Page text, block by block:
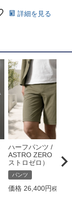
詳細を見る
ハーフパンツ /
ASTRO ZERO （ア
ストロゼロ）
パンツ
価格 26,400 税込